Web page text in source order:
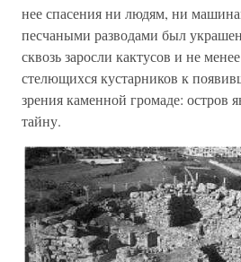
нее спасения ни людям, ни
песчаными разводами был
сквозь заросли кактусов и не
стелющихся кустарников к
зрения каменной громаде: остров
тайну.